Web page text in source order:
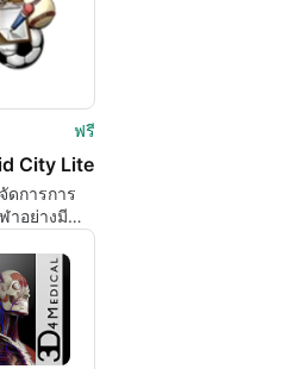
ฟรี
City Lite
ดการการ
าอย่างมี
พ